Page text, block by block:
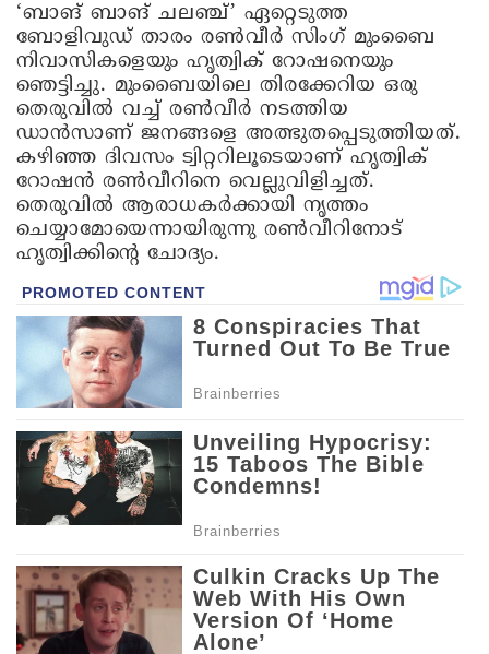
‘ബാങ് ബാങ് ചലഞ്ച്’ ഏറ്റെടുത്ത
ബോളിവുഡ് താരം രൺവീർ സിംഗ് മുംബൈ
നിവാസികളെയും ഹൃത്വിക് റോഷനെയും
ഞെട്ടിച്ചു. മുംബൈയിലെ തിരക്കേറിയ ഒരു
തെരുവിൽ വച്ച് രൺവീർ നടത്തിയ
ഡാൻസാണ് ജനങ്ങളെ അത്ഭുതപ്പെടുത്തിയത്.
കഴിഞ്ഞ ദിവസം ട്വിറ്ററിലൂടെയാണ് ഹൃത്വിക്
റോഷൻ രൺവീറിനെ വെല്ലുവിളിച്ചത്.
തെരുവിൽ ആരാധകർക്കായി നൃത്തം
ചെയ്യാമോയെന്നായിരുന്നു രൺവീറിനോട്
ഹൃത്വിക്കിന്റെ ചോദ്യം.